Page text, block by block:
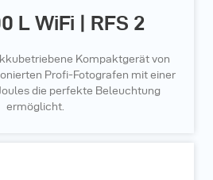
L WiFi | RFS 2
Kompaktgerät von
Profi-Fotografen mit einer
die perfekte Beleuchtung
ermöglicht.